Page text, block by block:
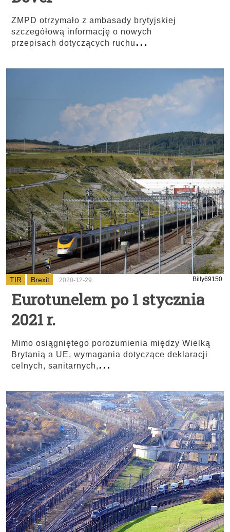
ZMPD otrzymało z ambasady brytyjskiej
szczegółową informację o nowych
przepisach dotyczących ruchu...
TIR Brexit 2020-12-29 Billy69150
Eurotunelem po 1 stycznia
2021 r.
Mimo osiągniętego porozumienia między Wielką
Brytanią a UE, wymagania dotyczące deklaracji
celnych, sanitarnych,...